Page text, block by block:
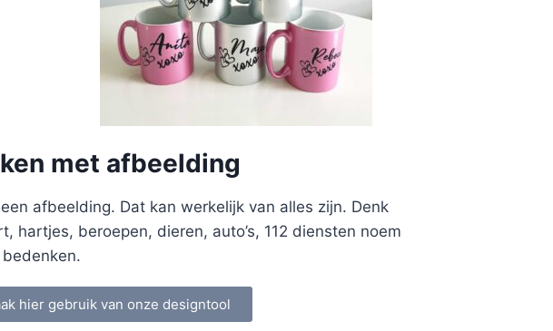
met afbeelding
afbeelding. Dat kan werkelijk van alles zijn. Denk
hartjes, beroepen, dieren, auto’s, 112 diensten noem
hier gebruik van onze designtool